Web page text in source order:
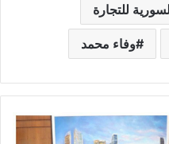
للتجارة
وفاء محمد